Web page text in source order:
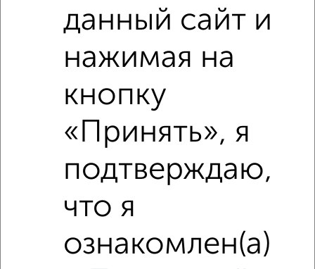
Похожие предложения рядом
данный сайт и
нажимая на
кнопку
«Принять», я
подтверждаю,
что я
ознакомлен(а)